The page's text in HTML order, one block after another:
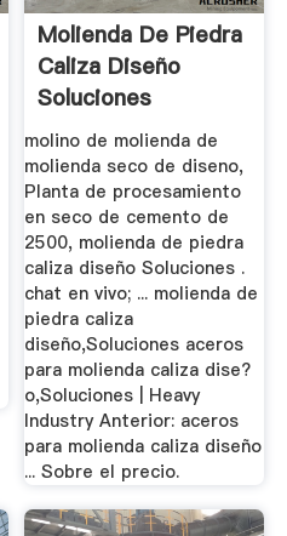
Molienda De Piedra
Caliza Diseño
Soluciones
molino de molienda de
molienda seco de diseno,
Planta de procesamiento
en seco de cemento de
2500, molienda de piedra
caliza diseño Soluciones .
chat en vivo; ... molienda de
piedra caliza
diseño,Soluciones aceros
para molienda caliza dise?
o,Soluciones | Heavy
Industry Anterior: aceros
para molienda caliza diseño
... Sobre el precio.